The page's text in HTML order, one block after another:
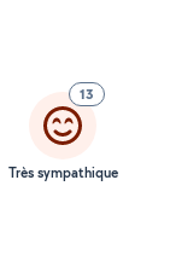
13
Très sympathique